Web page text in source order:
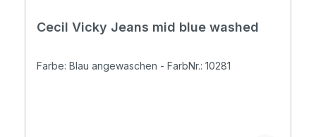
Cecil Vicky Jeans mid blue washed
Farbe: Blau angewaschen - FarbNr.: 10281